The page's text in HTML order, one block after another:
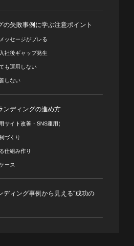
の失敗事例に学ぶ注意ポイント
ッセージがブレる
社後ギャップ発生
も運用しない
しない
ンディングの進め方
サイト改善・SNS運用）
づくり
仕組み作り
ース
ディング事例から見える“成功の